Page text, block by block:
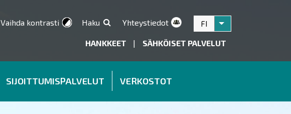
Vaihda kontrasti Haku Yhteystiedot FI Listaa lisätoiminnot
HANKKEET | SÄHKÖISET PALVELUT
SIJOITTUMISPALVELUT VERKOSTOT